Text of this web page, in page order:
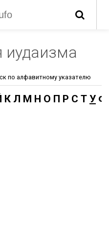
иудаизма
по алфавитному указателю
К Л М Н О П Р С Т У Ф